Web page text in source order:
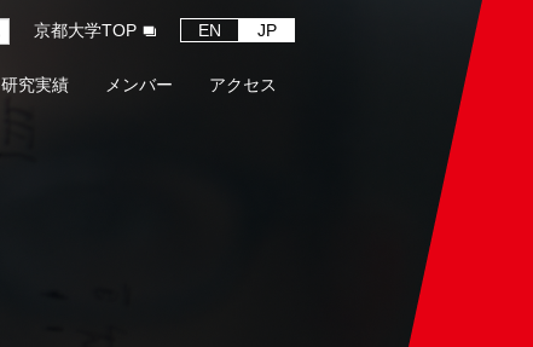
京都大学TOP EN JP
研究実績 メンバー アクセス